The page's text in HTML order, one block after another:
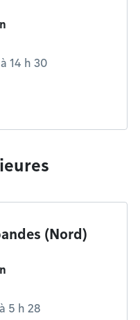
14 h 30
(Nord)
5 h 28